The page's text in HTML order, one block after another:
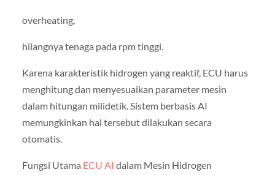
overheating,
hilangnya tenaga pada rpm tinggi.
Karena karakteristik hidrogen yang reaktif, ECU harus
menghitung dan menyesuaikan parameter mesin
dalam hitungan milidetik. Sistem berbasis AI
memungkinkan hal tersebut dilakukan secara
otomatis.
Fungsi Utama ECU AI dalam Mesin Hidrogen